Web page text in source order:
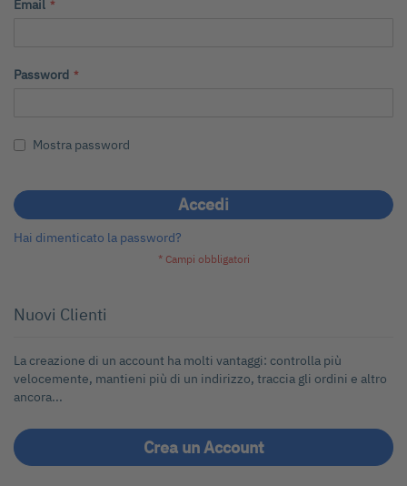
Email
Password
Mostra password
Accedi
Hai dimenticato la password?
Nuovi Clienti
La creazione di un account ha molti vantaggi: controlla più
velocemente, mantieni più di un indirizzo, traccia gli ordini e altro
ancora...
Crea un Account